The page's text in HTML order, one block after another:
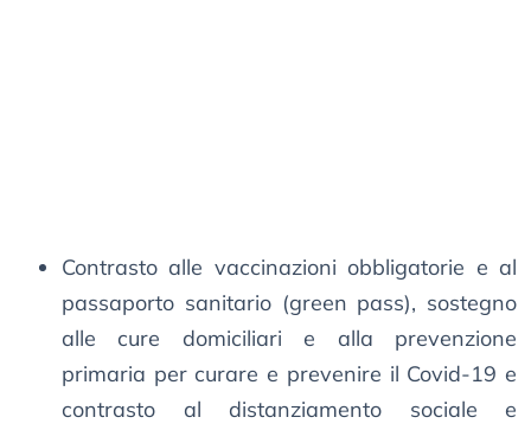
Contrasto alle vaccinazioni obbligatorie e al
passaporto sanitario (green pass), sostegno
alle cure domiciliari e alla prevenzione
primaria per curare e prevenire il Covid-19 e
contrasto al distanziamento sociale e